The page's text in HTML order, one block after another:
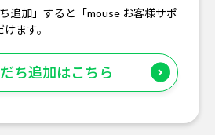
追加」すると「mouse お客様サポ
ます。
ち追加はこちら